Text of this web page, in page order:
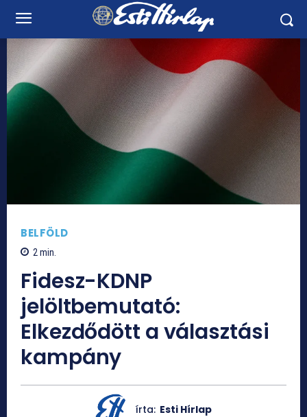
BELFÖLD
2min.
Fidesz-KDNP
jelöltbemutató:
Elkezdődött a választási
kampány
írta: Esti Hírlap